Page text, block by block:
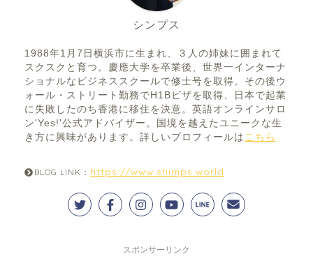
シンプス
1988年1月7日横浜市に生まれ、３人の姉妹に囲まれて
スクスクと育つ。慶應大学を卒業後、世界一インターナ
ショナルなビジネススクールで修士号を取得。その後ウ
ォール・ストリート勤務でH1Bビザを取得、日本で起業
に失敗したのち香港に移住を決意。英語オンラインサロ
ン'Yes!'公式アドバイザー。国境を越えたユニークな生
き方に興味があります。詳しいプロフィールは こちら
BLOG LINK： https://www.shimps.world
スポンサーリンク